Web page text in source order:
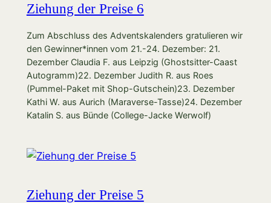
Ziehung der Preise 6
Zum Abschluss des Adventskalenders gratulieren wir
den Gewinner*innen vom 21.-24. Dezember: 21.
Dezember Claudia F. aus Leipzig (Ghostsitter-Caast
Autogramm)22. Dezember Judith R. aus Roes
(Pummel-Paket mit Shop-Gutschein)23. Dezember
Kathi W. aus Aurich (Maraverse-Tasse)24. Dezember
Katalin S. aus Bünde (College-Jacke Werwolf)
Ziehung der Preise 5